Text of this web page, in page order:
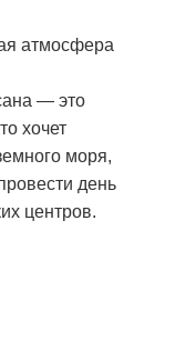
атмосфера
— это
хочет
моря,
день
центров.